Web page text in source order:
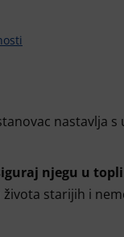
nastavlja
njegu u
starijih i